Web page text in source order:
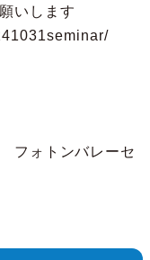
いします
フォトンバレーセ